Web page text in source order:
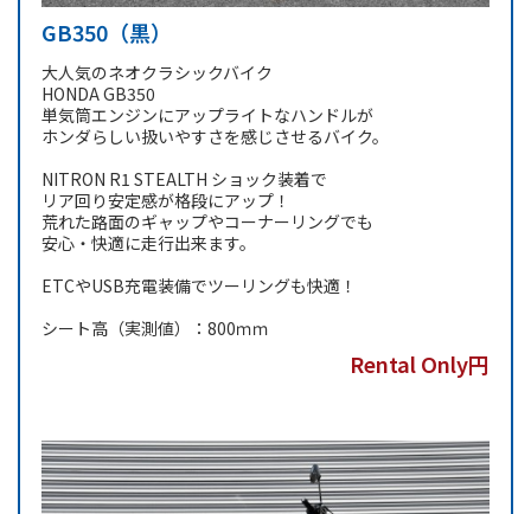
GB350（黒）
大人気のネオクラシックバイク
HONDA GB350
単気筒エンジンにアップライトなハンドルが
ホンダらしい扱いやすさを感じさせるバイク。
NITRON R1 STEALTH ショック装着で
リア回り安定感が格段にアップ！
荒れた路面のギャップやコーナーリングでも
安心・快適に走行出来ます。
ETCやUSB充電装備でツーリングも快適！
シート高（実測値）：800ｍｍ
Rental Only円